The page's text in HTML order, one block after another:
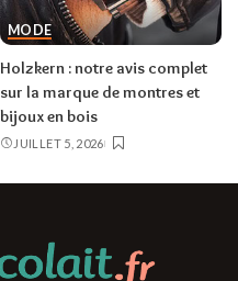
MODE
Holzkern : notre avis complet
sur la marque de montres et
bijoux en bois
JUILLET 5, 2026